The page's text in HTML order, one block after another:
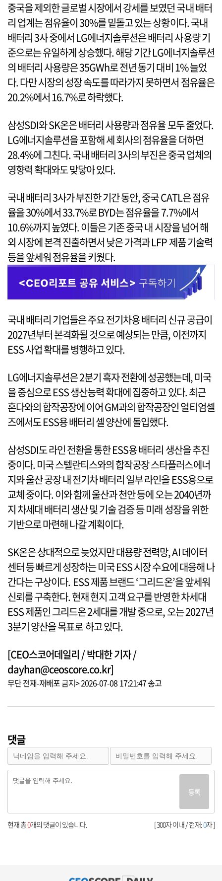
중국을 제외한 글로벌 시장에서 강세를 보였던 국내 배터
리 업계는 점유율이 30%를 밑돌고 있는 상황이다. 국내
배터리 3사 중에서 LG에너지솔루션은 배터리 사용량 기
준으로는 유일하게 상승했다. 해당 기간 LG에너지솔루션
의 배터리 사용량은 35GWh로 전년 동기 대비 1% 늘었
다. 다만 시장의 성장 속도를 따라가지 못하면서 점유율은
20.2%에서 16.7%로 하락했다.
삼성SDI와 SK온은 배터리 사용량과 점유율 모두 줄었다.
LG에너지솔루션을 포함해 세 회사의 점유율을 더하면
28.4%에 그친다. 국내 배터리 3사의 부진은 중국 업체의
영향력 확대와도 맞닿아 있다.
국내 배터리 3사가 부진한 기간 동안, 중국 CATL은 점유
율을 30%에서 33.7%로 BYD는 점유율을 7.7%에서
10.6%까지 높였다. 이들은 기존 중국 내 시장을 넘어 해
외 시장에 본격 진출하면서 낮은 가격과 LFP 제품 기술력
등을 앞세워 점유율을 키웠다.
국내 배터리 기업들은 주요 전기차용 배터리 신규 공급이
2027년부터 본격화될 것으로 예상되는 만큼, 이전까지
ESS 사업 확대를 병행하고 있다.
LG에너지솔루션은 2분기 흑자 전환에 성공했는데, 미국
을 중심으로 ESS 생산능력 확대에 집중하고 있다. 최근
혼다와의 합작공장에 이어 GM과의 합작공장인 얼티엄셀
즈에서도 ESS용 배터리 셀 양산에 돌입했다.
삼성SDI도 라인 전환을 통한 ESS용 배터리 생산을 추진
중이다. 미국 스텔란티스와의 합작공장 스타플러스에너
지와 울산 공장 내 전기차 배터리 일부 라인을 ESS용으로
교체 중이다. 이와 함께 울산과 천안 등에 오는 2040년까
지 차세대 배터리 생산 및 기술 검증 등 미래 성장을 위한
기반으로 마련해 나갈 계획이다.
SK온은 상대적으로 늦었지만 대용량 전력망, AI 데이터
센터 등 빠르게 성장하는 미국 ESS 시장 수요에 대응해 나
간다는 구상이다. ESS 제품 브랜드 ‘그리드온’을 앞세워
신뢰를 구축한다. 현재 현지 고객 요구를 반영한 차세대
ESS 제품인 그리드온 2세대를 개발 중으로, 오는 2027년
3분기 양산을 목표로 하고 있다.
[CEO스코어데일리 / 박대한 기자 /
dayhan@ceoscore.co.kr]
무단 전재-재배포 금지> 2026-07-08 17:21:47 송고
댓글
등록
[ 300자 이내 / 현재:0자 ]
현재 총0개의 댓글이 있습니다.